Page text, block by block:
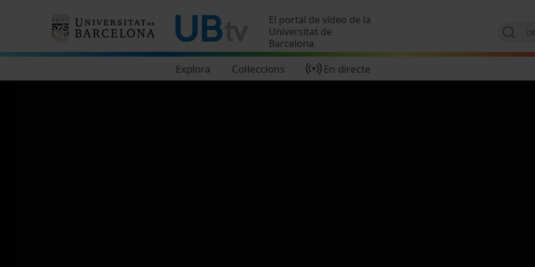
El portal de vídeo de la
Universitat de
Barcelona
Explora Col·leccions En directe